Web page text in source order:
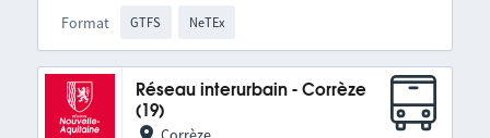
Format GTFS NeTEx
Réseau interurbain - Corrèze
(19)